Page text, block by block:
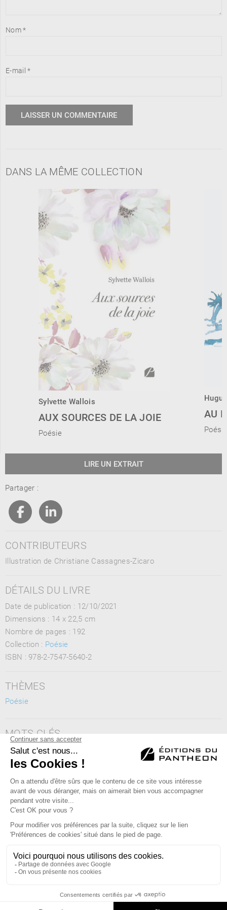
Nom*
E-mail*
DANS LA MÊME COLLECTION
Sylvette Wallois
AUX SOURCES DE LA JOIE
Poésie
AU
Poésie
LIRE UN EXTRAIT
Partager :
CONTRIBUTEURS
Illustration de Christiane Cassagnes-Zicaro
DÉTAILS DU LIVRE
Date de publication : 12/10/2021
Dimensions : 14 x 22,5 cm
Nombre de pages : 192
Collection : Poésie
ISBN : 978-2-7547-5640-2
THÈMES
Poésie
MOTS CLÉS
poésie, poète, poème, nature, environnement, vie, humanité,
philosophie, paysage, faune, flore
Éditions du Panthéon - 12, rue Antoine Bourdelle
75015 Paris
01 43 71 14 72
FAQ LIBRAIRIES MENTIONS LÉGALES